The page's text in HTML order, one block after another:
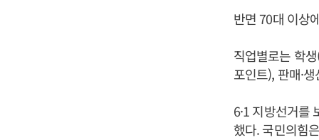
반면 70대 이상
직업별로는 학
포인트), 판매·
6·1 지방선거를
했다. 국민의힘